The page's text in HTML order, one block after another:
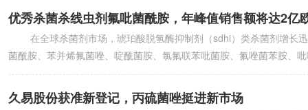
优秀杀菌杀线虫剂氟吡菌酰胺，年峰值销售额将达2亿
在全球杀菌剂市场，琥珀酸脱氢酶抑制剂（sdhi）类杀菌剂增长
菌酰胺、苯并烯氟菌唑、啶酰菌胺、氯氟联苯吡菌胺、氟唑菌苯胺、
久易股份获准新登记，丙硫菌唑挺进新市场